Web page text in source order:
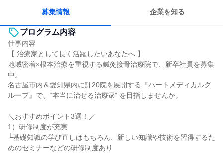
募集情報 企業を知る
プログラム内容
仕事内容
【 治療家として長く活躍したいあなたへ 】
地域密着×根本治療を重視する鍼灸接骨治療院で、新卒社員を募集
中。
名古屋市内＆愛知県内に計20院を展開する『ハートメディカルグ
ループ』で、“本当に治せる治療家” を目指しませんか。
＼おすすめポイント3選！／
1）研修制度が充実
└基礎知識の学び直しはもちろん、新しい知識や技術を習得するた
めのセミナーなどの研修制度あり